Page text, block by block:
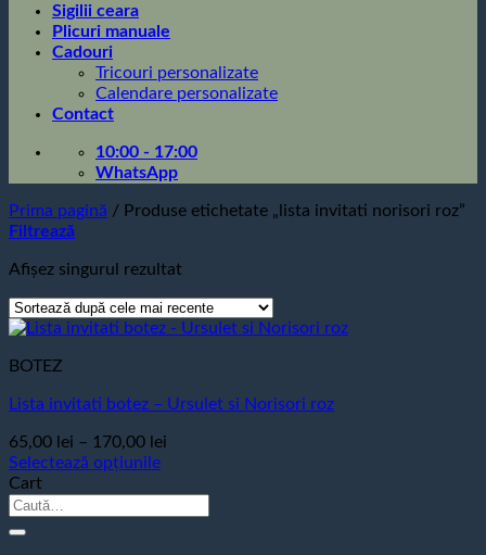
Sigilii ceara
Plicuri manuale
Cadouri
Tricouri personalizate
Calendare personalizate
Contact
10:00 - 17:00
WhatsApp
Prima pagină / Produse etichetate „lista invitati norisori roz”
Filtrează
Afișez singurul rezultat
BOTEZ
Lista invitati botez – Ursulet si Norisori roz
65,00 lei – 170,00 lei
Selectează opțiunile
Acest
produs
Cart
Caută